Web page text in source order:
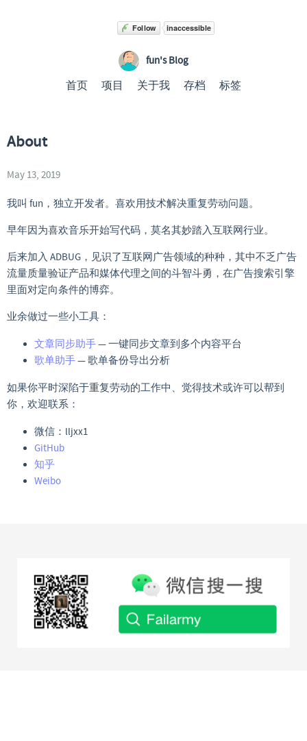
fun's Blog
首页 项目 关于我 存档 标签
About
May 13, 2019
我叫 fun，独立开发者。喜欢用技术解决重复劳动问题。
早年因为喜欢音乐开始写代码，莫名其妙踏入互联网行业。
后来加入 ADBUG，见识了互联网广告领域的种种，其中不乏广告
流量质量验证产品和媒体代理之间的斗智斗勇，在广告搜索引擎
里面对定向条件的博弈。
业余做过一些小工具：
文章同步助手— 一键同步文章到多个内容平台
歌单助手— 歌单备份导出分析
如果你平时深陷于重复劳动的工作中、觉得技术或许可以帮到
你，欢迎联系：
微信：lljxx1
GitHub
知乎
Weibo